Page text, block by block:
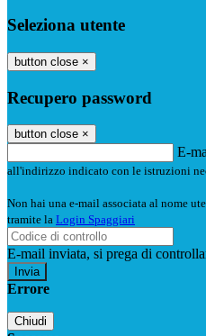
Seleziona utente
button close ×
Recupero password
button close ×
E-
all'indirizzo indicato con le istruzioni
Non hai una e-mail associata al nome
tramite la Login Spaggiari
E-mail inviata, si prega di
Errore
Chiudi